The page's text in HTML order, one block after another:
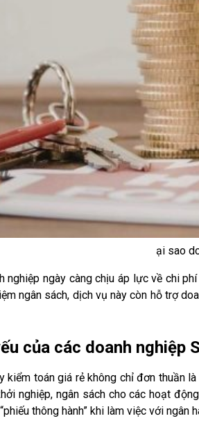
ại sao
nghiệp ngày càng chịu áp lực về chi
ngân sách, dịch vụ này còn hỗ trợ
của các doanh nghiệp
kiểm toán giá rẻ không chỉ đơn thuần
nghiệp, ngân sách cho các hoạt
thông hành” khi làm việc với ngân